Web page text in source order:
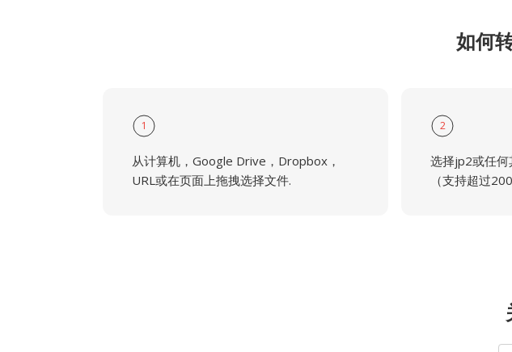
如何
1
从计算机，Google Drive，Dropbox，
URL或在页面上拖拽选择文件.
2
选择jp2或任何
（支持超过